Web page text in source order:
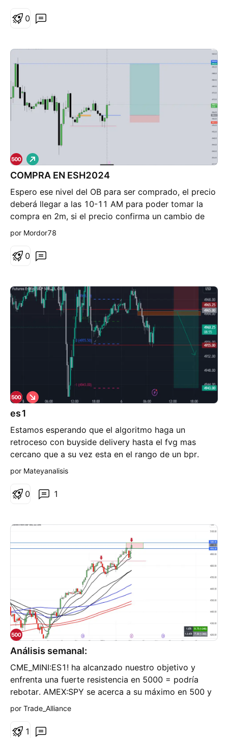
0
COMPRA EN ESH2024
Espero ese nivel del OB para ser comprado, el precio
deberá llegar a las 10-11 AM para poder tomar la
compra en 2m, si el precio confirma un cambio de
estructura + displacement .
L
a
r
o
por Mordor78
0
es1
Estamos esperando que el algoritmo haga un
retroceso con buyside delivery hasta el fvg mas
cercano que a su vez esta en el rango de un bpr.
marcamos DV (aun estoy aprendiendo a marcarlas) y
la usamos como objetivo.
C
o
o
por Mateyanalisis
1
0
Análisis semanal:
CME_MINI:ES1! ha alcanzado nuestro objetivo y
enfrenta una fuerte resistencia en 5000 = podría
rebotar. AMEX:SPY se acerca a su máximo en 500 y
5000 en SP:SPX = podría subir más y luego caer
imán de 200 = subir más y luego hacer una
por Trade_Alliance
1